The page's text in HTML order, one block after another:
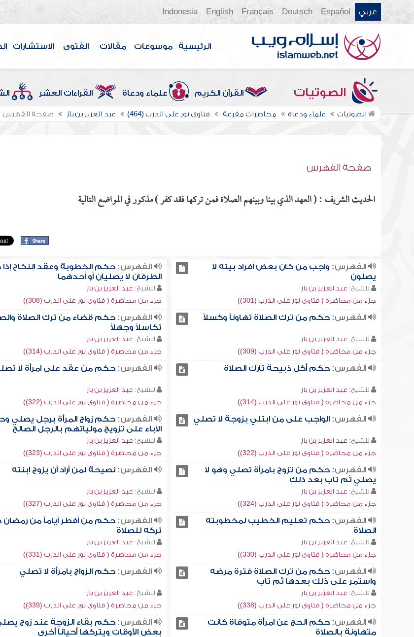
عربي Español
Deutsch
Français
English
Indonesia
الرئيسية موسوعات مقالات الفتوى الاستشارات
الصوتيات القرآن الكريم علماء ودعاة القراءات العشر
الصوتيات علماء ودعاة محاضرات مفرغة فتاوى نور على الدرب (464) عبد العزيز بن باز صفحة الفهرس
صفحة الفهرس
الحديث الشريف : ( العهد الذي بينا وبينهم الصلاة فمن تركها فقد كفر ) مذكور في المواضع التالية
الفهرس: واجب من كان بعض أفراد بيته لا
يصلون
للشيخ: عبد العزيز بن باز
جزء من محاضرة ( فتاوى نور على الدرب (301))
الفهرس: حكم الخطوبة وعقد النكاح إذا
الطرفان لا يصليان أو أحدهما
للشيخ: عبد العزيز بن باز
جزء من محاضرة ( فتاوى نور على الدرب (308))
الفهرس:حكم من ترك الصلاة تهاوناً وكسلاً
للشيخ: عبد العزيز بن باز
جزء من محاضرة ( فتاوى نور على الدرب (309))
الفهرس: حكم قضاء من ترك الصلاة
تكاسلاً وجهلاً
للشيخ: عبد العزيز بن باز
جزء من محاضرة ( فتاوى نور على الدرب (314))
الفهرس:حكم أكل ذبيحة تارك الصلاة
للشيخ: عبد العزيز بن باز
جزء من محاضرة ( فتاوى نور على الدرب (314))
الفهرس: حكم من عقد على امرأة لا
للشيخ: عبد العزيز بن باز
جزء من محاضرة ( فتاوى نور على الدرب (322))
الفهرس:الواجب على من ابتلي بزوجة لا تصلي
للشيخ: عبد العزيز بن باز
جزء من محاضرة ( فتاوى نور على الدرب (322))
الفهرس: حكم زواج المرأة برجل يصلي
الآباء على تزويج مولياتهم بالرجل الصالح
للشيخ: عبد العزيز بن باز
جزء من محاضرة ( فتاوى نور على الدرب (323))
الفهرس:حكم من تزوج بامرأة تصلي وهو لا
يصلي ثم تاب بعد ذلك
للشيخ: عبد العزيز بن باز
جزء من محاضرة ( فتاوى نور على الدرب (324))
الفهرس: نصيحة لمن أراد أن يزوج ابنته
للشيخ: عبد العزيز بن باز
جزء من محاضرة ( فتاوى نور على الدرب (327))
الفهرس:حكم تعليم الخطيب لمخطوبته
الصلاة
للشيخ: عبد العزيز بن باز
جزء من محاضرة ( فتاوى نور على الدرب (330))
الفهرس: حكم من أفطر أياماً من رمضان
تركه للصلاة
للشيخ: عبد العزيز بن باز
جزء من محاضرة ( فتاوى نور على الدرب (331))
الفهرس:حكم من ترك الصلاة فترة مرضه
واستمر على ذلك بعدها ثم تاب
للشيخ: عبد العزيز بن باز
جزء من محاضرة ( فتاوى نور على الدرب (338))
الفهرس: حكم الزواج بامرأة لا تصلي
للشيخ: عبد العزيز بن باز
جزء من محاضرة ( فتاوى نور على الدرب (339))
الفهرس:حكم الحج عن امرأة متوفاة كانت
متهاونة بالصلاة
الفهرس: حكم بقاء الزوجة عند زوج
بعض الأوقات ويتركها أحياناً أخرى